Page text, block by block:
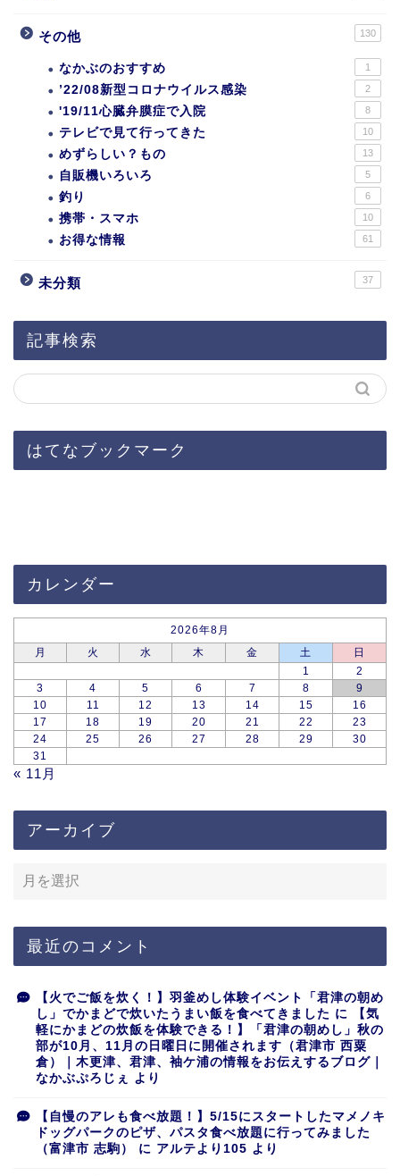
その他 130
なかぶのおすすめ 1
’22/08新型コロナウイルス感染 2
'19/11心臓弁膜症で入院 8
テレビで見て行ってきた 10
めずらしい？もの 13
自販機いろいろ 5
釣り 6
携帯・スマホ 10
お得な情報 61
未分類 37
記事検索
はてなブックマーク
カレンダー
2026年8月
月
火 水 木 金 土
日
1
2
3
4 5 6 7 8
9
10
11 12 13 14 15
16
17
18 19 20 21 22
23
24
25 26 27 28 29
30
31
« 11月
アーカイブ
最近のコメント
【火でご飯を炊く！】羽釜めし体験イベント「君津の朝め
し」でかまどで炊いたうまい飯を食べてきました に
【気
軽にかまどの炊飯を体験できる！】「君津の朝めし」秋の
部が10月、11月の日曜日に開催されます（君津市 西粟
倉）｜木更津、君津、袖ケ浦の情報をお伝えするブログ｜
なかぶぷろじぇ
より
【自慢のアレも食べ放題！】5/15にスタートしたマメノキ
ドッグパークのピザ、パスタ食べ放題に行ってみました
（富津市 志駒）
に アルテより105 より